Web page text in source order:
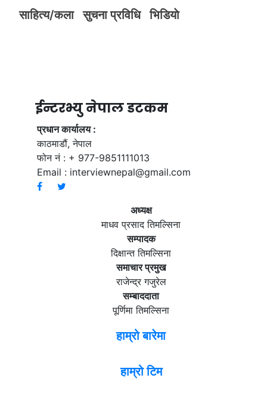
साहित्य/कला
सुचना प्रविधि भिडियाे
ईन्टरभ्यु नेपाल डटकम
प्रधान कार्यालय :
काठमाडौं, नेपाल
फोन नं : + 977-9851111013
Email : interviewnepal@gmail.com
अध्यक्ष
माधव प्रसाद तिमल्सिना
सम्पादक
दिक्षान्त तिमल्सिना
समाचार प्रमुख
राजेन्द्र गजुरेल
सम्बाददाता
पूर्णिमा तिमल्सिना
हाम्रो बारेमा
हाम्रो टिम